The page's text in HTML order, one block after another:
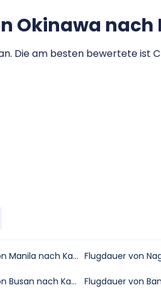
Okinawa nach
Die am besten bewertete ist
Flugdauer von Manila nach Kaohsiung
Flugdauer von Busan nach Kaohsiung